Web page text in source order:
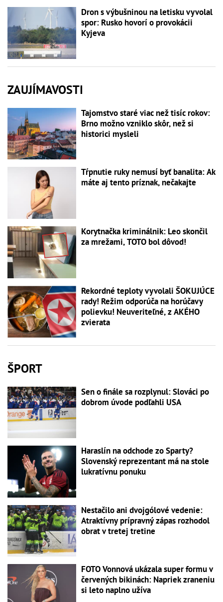
Dron s výbušninou na letisku vyvolal
spor: Rusko hovorí o provokácii
Kyjeva
ZAUJÍMAVOSTI
Tajomstvo staré viac než tisíc rokov:
Brno možno vzniklo skôr, než si
historici mysleli
Tŕpnutie ruky nemusí byť banalita: Ak
máte aj tento príznak, nečakajte
Korytnačka kriminálnik: Leo skončil
za mrežami, TOTO bol dôvod!
Rekordné teploty vyvolali ŠOKUJÚCE
rady! Režim odporúča na horúčavy
polievku! Neuveriteľné, z AKÉHO
zvierata
ŠPORT
Sen o finále sa rozplynul: Slováci po
dobrom úvode podľahli USA
Haraslín na odchode zo Sparty?
Slovenský reprezentant má na stole
lukratívnu ponuku
Nestačilo ani dvojgólové vedenie:
Atraktívny prípravný zápas rozhodol
obrat v tretej tretine
FOTO Vonnová ukázala super formu v
červených bikinách: Napriek zraneniu
si leto naplno užíva